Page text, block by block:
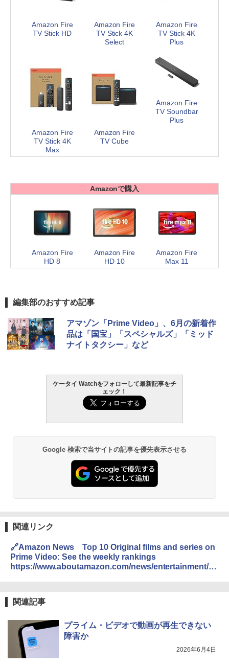
Amazon Fire
TV Stick HD
Amazon Fire
TV Stick 4K
Select
Amazon Fire
TV Stick 4K
Plus
Amazon Fire
TV Stick 4K
Max
Amazon Fire
TV Cube
Amazon Fire
TV Soundbar
Plus
Amazonで購入
Amazon Fire
HD 8
Amazon Fire
HD 10
Amazon Fire
Max 11
編集部のおすすめ記事
アマゾン「Prime Video」、6月の新着作
品は「国宝」「スペシャルズ」「ミッド
ナイトタクシー」など
ケータイ Watchをフォローして最新記事をチ
ェック！
Google 検索で当サイトの記事を優先表示させる
関連リンク
🔗Amazon News Top 10 Original films and series on
Prime Video: See the weekly rankings
https://www.aboutamazon.com/news/entertainment/pr
関連記事
プライム・ビデオで動画が再生できない
障害か
2026年6月4日